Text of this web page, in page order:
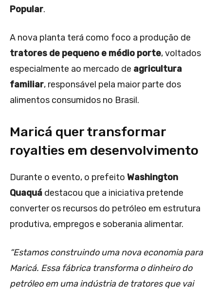
Popular.
A nova planta terá como foco a produção de
tratores de pequeno e médio porte, voltados
especialmente ao mercado de agricultura
familiar, responsável pela maior parte dos
alimentos consumidos no Brasil.
Maricá quer transformar
royalties em desenvolvimento
Durante o evento, o prefeito Washington
Quaquá destacou que a iniciativa pretende
converter os recursos do petróleo em estrutura
produtiva, empregos e soberania alimentar.
“Estamos construindo uma nova economia para
Maricá. Essa fábrica transforma o dinheiro do
petróleo em uma indústria de tratores que vai